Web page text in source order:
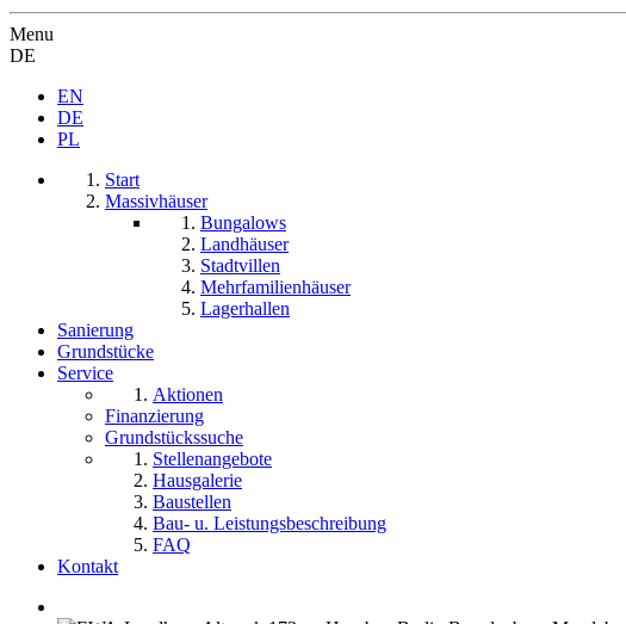
Menu
DE
EN
DE
PL
Start
Massivhäuser
Bungalows
Landhäuser
Stadtvillen
Mehrfamilienhäuser
Lagerhallen
Sanierung
Grundstücke
Service
Aktionen
Finanzierung
Grundstückssuche
Stellenangebote
Hausgalerie
Baustellen
Bau- u. Leistungsbeschreibung
FAQ
Kontakt